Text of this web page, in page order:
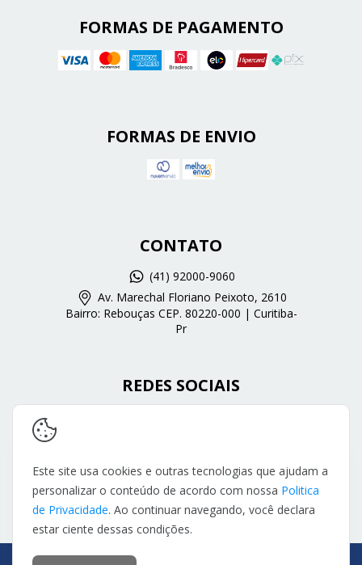
FORMAS DE PAGAMENTO
FORMAS DE ENVIO
CONTATO
(41) 92000-9060
Av. Marechal Floriano Peixoto, 2610
Bairro: Rebouças CEP. 80220-000 | Curitiba-
Pr
REDES SOCIAIS
Este site usa cookies e outras tecnologias que ajudam a
personalizar o conteúdo de acordo com nossa Politica
de Privacidade. Ao continuar navegando, você declara
estar ciente dessas condições.